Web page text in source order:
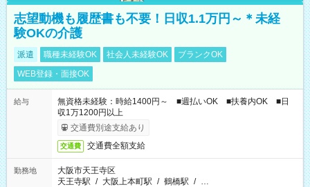
志望動機も履歴書も不要！日収1.1万円～＊未経
験OKの介護
派遣 職種未経験OK 社会人未経験OK
ブランクOK
WEB登録・面接OK
給与
無資格未経験：時給1400円～ ■週払いOK ■扶養内OK ■日
収1万1200円以上
交通費別途支給あり
交通費 交通費全額支給
勤務地
大阪市天王寺区
天王寺駅 / 大阪上本町駅 / 鶴橋駅 / …